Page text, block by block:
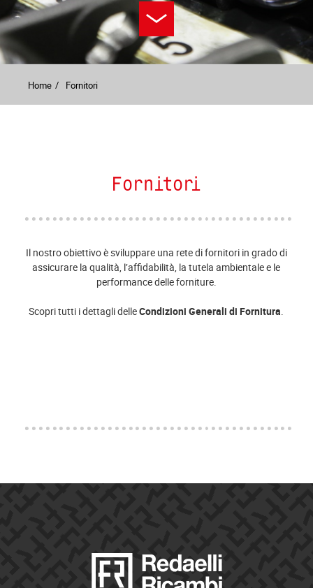
Home Fornitori
Fornitori
Il nostro obiettivo è sviluppare una rete di fornitori in grado di
assicurare la qualità, l’affidabilità, la tutela ambientale e le
performance delle forniture.
Scopri tutti i dettagli delleCondizioni Generali di Fornitura.